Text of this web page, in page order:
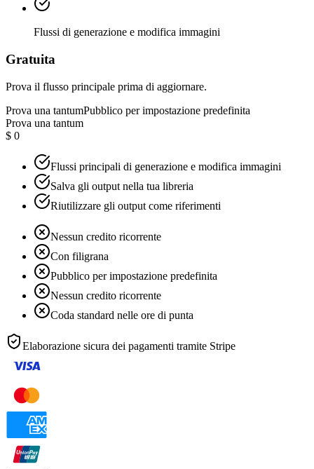
Flussi di generazione e modifica immagini
Gratuita
Prova il flusso principale prima di aggiornare.
Prova una tantumPubblico per impostazione predefinita
Prova una tantum
$ 0
Flussi principali di generazione e modifica immagini
Salva gli output nella tua libreria
Riutilizzare gli output come riferimenti
Nessun credito ricorrente
Con filigrana
Pubblico per impostazione predefinita
Nessun credito ricorrente
Coda standard nelle ore di punta
Elaborazione sicura dei pagamenti tramite Stripe